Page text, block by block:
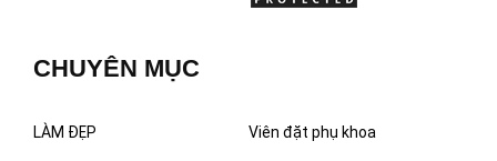
CHUYÊN MỤC
LÀM ĐẸP Viên đặt phụ khoa